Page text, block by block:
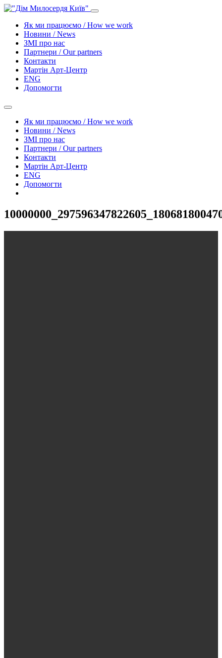
Як ми працюємо / How we work
Новини / News
ЗМІ про нас
Партнери / Our partners
Контакти
Mартін Арт-Центр
ENG
Допомогти
Як ми працюємо / How we work
Новини / News
ЗМІ про нас
Партнери / Our partners
Контакти
Mартін Арт-Центр
ENG
Допомогти